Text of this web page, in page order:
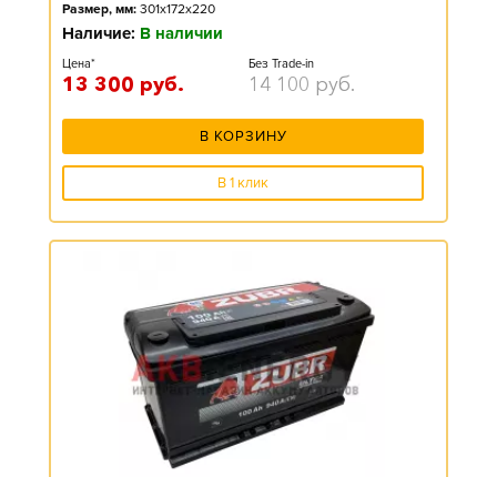
Размер, мм: 301x172x220
Наличие: В наличии
Цена*
13 300 руб.
Без Trade-in
14 100 руб.
В КОРЗИНУ
В 1 клик